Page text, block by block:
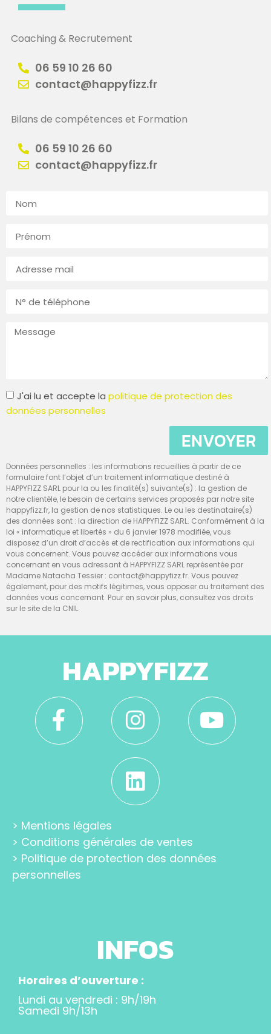
Coaching & Recrutement
06 59 10 26 60
contact@happyfizz.fr
Bilans de compétences et Formation
06 59 10 26 60
contact@happyfizz.fr
J'ai lu et accepte la politique de protection des
données personnelles
ENVOYER
Données personnelles : les informations recueillies à partir de ce
formulaire font l’objet d’un traitement informatique destiné à
HAPPYFIZZ SARL pour la ou les finalité(s) suivante(s) : la gestion de
notre clientèle, le besoin de certains services proposés par notre site
happyfizz.fr, la gestion de nos statistiques. Le ou les destinataire(s)
des données sont : la direction de HAPPYFIZZ SARL. Conformément à la
loi « informatique et libertés » du 6 janvier 1978 modifiée, vous
disposez d’un droit d’accès et de rectification aux informations qui
vous concernent. Vous pouvez accéder aux informations vous
concernant en vous adressant à HAPPYFIZZ SARL représentée par
Madame Natacha Tessier : contact@happyfizz.fr. Vous pouvez
également, pour des motifs légitimes, vous opposer au traitement des
données vous concernant. Pour en savoir plus, consultez vos droits
sur le site de la CNIL.
HAPPYFIZZ
> Mentions légales
> Conditions générales de ventes
> Politique de protection des données
personnelles
INFOS
Horaires d’ouverture :
Lundi au vendredi : 9h/19h
Samedi 9h/13h